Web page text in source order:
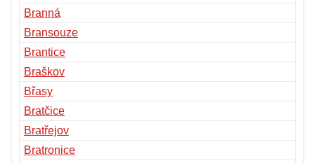
Branná
Bransouze
Brantice
Braškov
Břasy
Bratčice
Bratřejov
Bratronice